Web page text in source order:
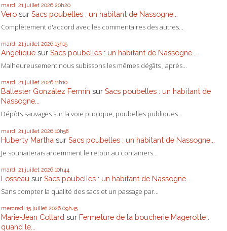
mardi 21 juillet 2026 20h20
Vero sur Sacs poubelles : un habitant de Nassogne...
Complètement d'accord avec les commentaires des autres...
mardi 21 juillet 2026 13h15
Angélique sur Sacs poubelles : un habitant de Nassogne...
Malheureusement nous subissons les mêmes dégâts , après...
mardi 21 juillet 2026 11h10
Ballester González Fermín sur Sacs poubelles : un habitant de
Nassogne...
Dépôts sauvages sur la voie publique, poubelles publiques...
mardi 21 juillet 2026 10h58
Huberty Martha sur Sacs poubelles : un habitant de Nassogne...
Je souhaiterais ardemment le retour au containers...
mardi 21 juillet 2026 10h44
Losseau sur Sacs poubelles : un habitant de Nassogne...
Sans compter la qualité des sacs et un passage par...
mercredi 15 juillet 2026 09h45
Marie-Jean Collard sur Fermeture de la boucherie Magerotte :
quand le...